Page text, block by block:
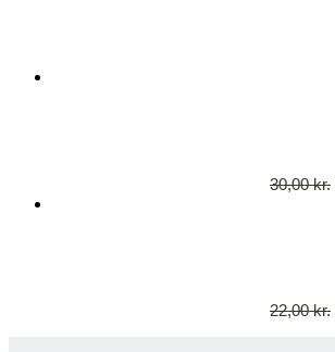
30,00kr.
22,00kr.